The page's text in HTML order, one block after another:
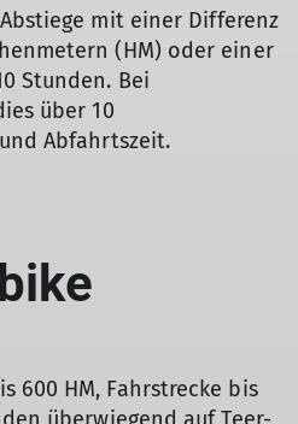
mit einer Differenz
(HM) oder einer
Stunden. Bei
über 10
Abfahrtszeit.
600 HM, Fahrstrecke bis